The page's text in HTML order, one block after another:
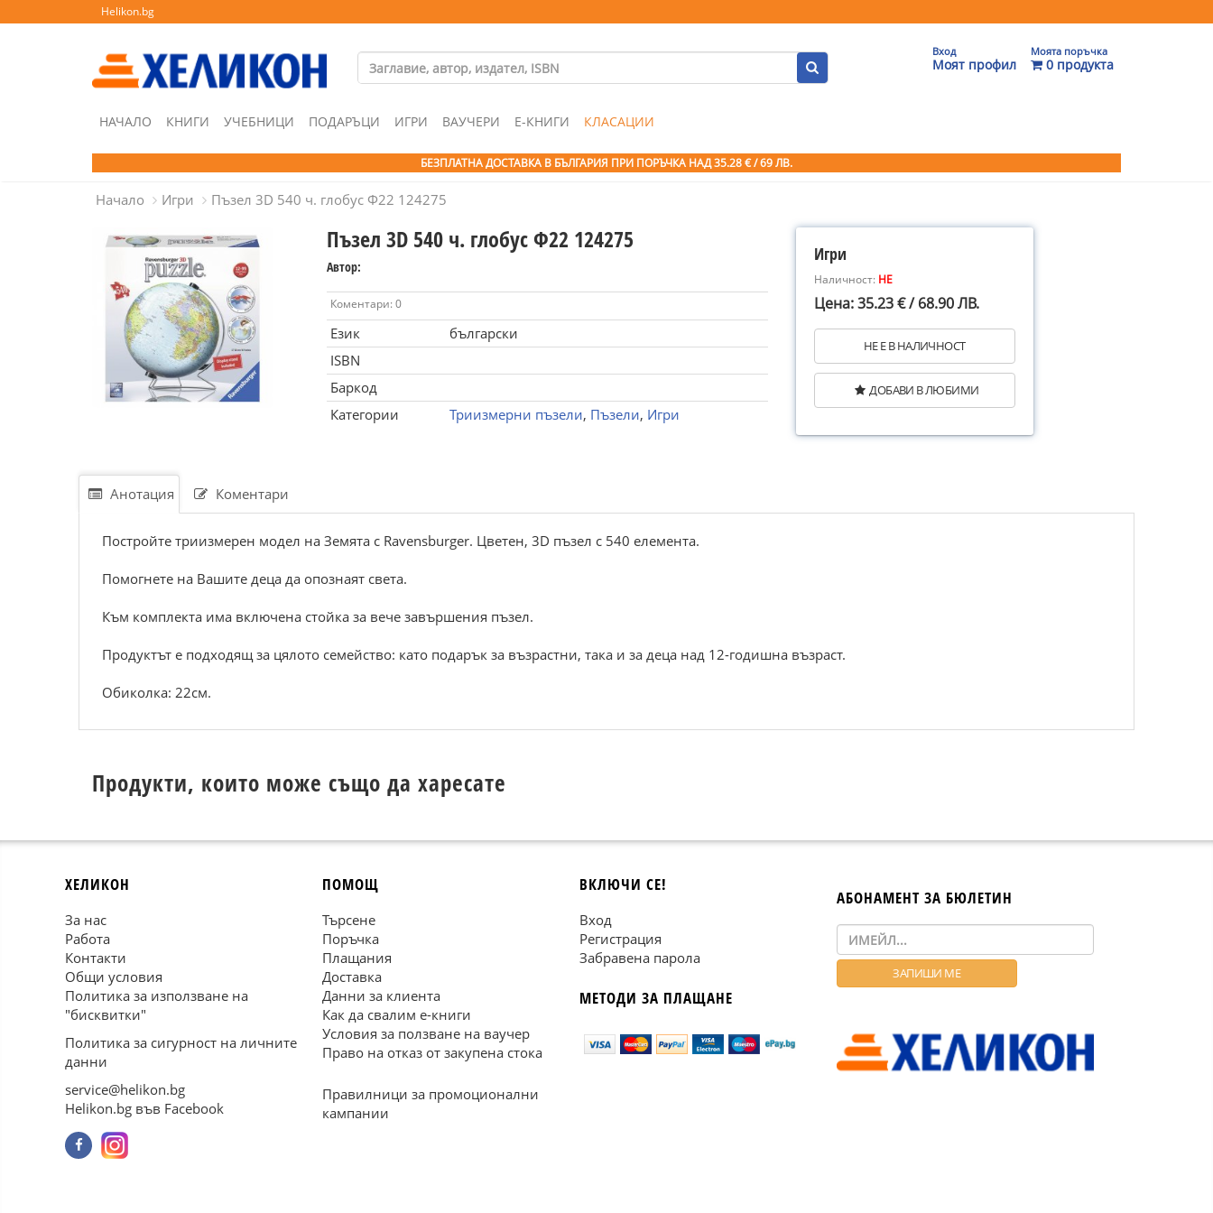
Helikon.bg
Вход
Моят профил
Моята поръчка
0 продукта
НАЧАЛО КНИГИ УЧЕБНИЦИ ПОДАРЪЦИ ИГРИ ВАУЧЕРИ Е-КНИГИ КЛАСАЦИИ
БЕЗПЛАТНА ДОСТАВКА В БЪЛГАРИЯ ПРИ ПОРЪЧКА НАД 35.28 € / 69 ЛВ.
Начало Игри Пъзел 3D 540 ч. глобус Ф22 124275
Пъзел 3D 540 ч. глобус Ф22 124275
Автор:
Коментари: 0
Език
български
ISBN
Баркод
Категории
Триизмерни пъзели, Пъзели, Игри
Игри
Наличност: НЕ
Цена: 35.23 € / 68.90 ЛВ.
НЕ Е В НАЛИЧНОСТ
ДОБАВИ В ЛЮБИМИ
Анотация Коментари
Постройте триизмерен модел на Земята с Ravensburger. Цветен, 3D пъзел с 540 елемента.
Помогнете на Вашите деца да опознаят света.
Към комплекта има включена стойка за вече завършения пъзел.
Продуктът е подходящ за цялото семейство: като подарък за възрастни, така и за деца над 12-годишна възраст.
Обиколка: 22см.
Продукти, които може също да харесате
ХЕЛИКОН
За нас
Работа
Контакти
Общи условия
Политика за използване на
"бисквитки"
Политика за сигурност на личните
данни
service@helikon.bg
Helikon.bg във Facebook
ПОМОЩ
Търсене
Поръчка
Плащания
Доставка
Данни за клиента
Как да свалим е-книги
Условия за ползване на ваучер
Право на отказ от закупена стока
Правилници за промоционални
кампании
ВКЛЮЧИ СЕ!
Вход
Регистрация
Забравена парола
МЕТОДИ ЗА ПЛАЩАНЕ
АБОНАМЕНТ ЗА БЮЛЕТИН